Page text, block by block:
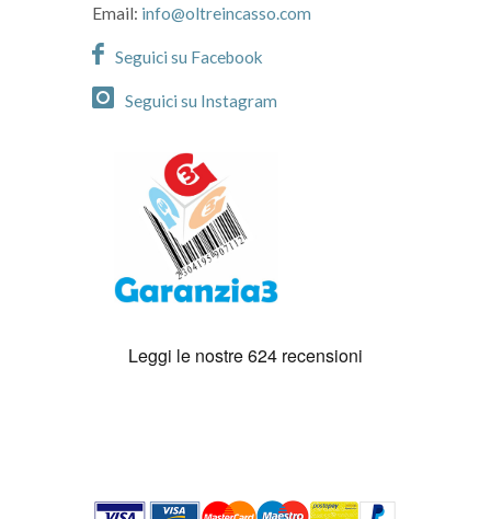
Email: info@oltreincasso.com
Seguici su Facebook
Seguici su Instagram